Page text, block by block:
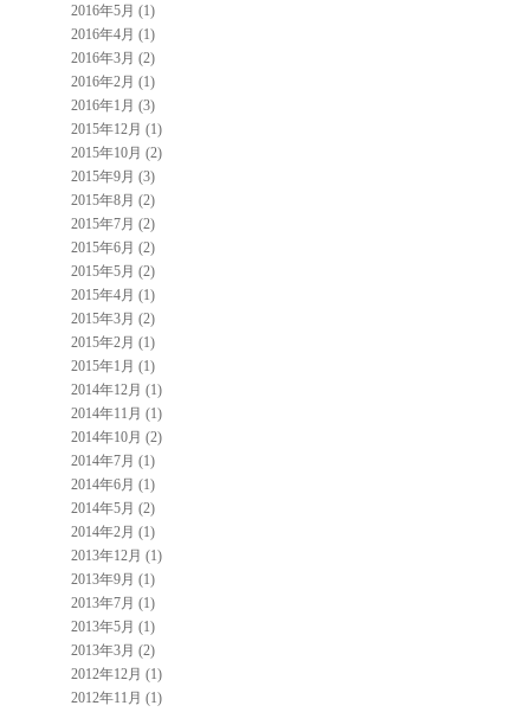
2016年5月 (1)
2016年4月 (1)
2016年3月 (2)
2016年2月 (1)
2016年1月 (3)
2015年12月 (1)
2015年10月 (2)
2015年9月 (3)
2015年8月 (2)
2015年7月 (2)
2015年6月 (2)
2015年5月 (2)
2015年4月 (1)
2015年3月 (2)
2015年2月 (1)
2015年1月 (1)
2014年12月 (1)
2014年11月 (1)
2014年10月 (2)
2014年7月 (1)
2014年6月 (1)
2014年5月 (2)
2014年2月 (1)
2013年12月 (1)
2013年9月 (1)
2013年7月 (1)
2013年5月 (1)
2013年3月 (2)
2012年12月 (1)
2012年11月 (1)